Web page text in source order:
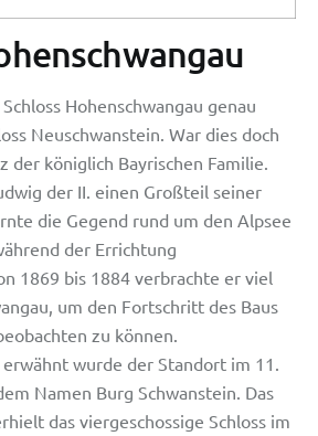
Hohenschwangau genau
Neuschwanstein. War dies doch
der königlich Bayrischen Familie.
der II. einen Großteil seiner
die Gegend rund um den Alpsee
der Errichtung
1869 bis 1884 verbrachte er viel
um den Fortschritt des Baus
zu können.
wurde der Standort im 11.
Namen Burg Schwanstein. Das
das viergeschossige Schloss im